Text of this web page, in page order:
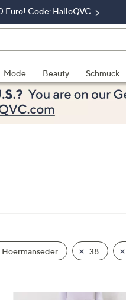
Euro! Code: HalloQVC
Mode Beauty
Schmuck
38